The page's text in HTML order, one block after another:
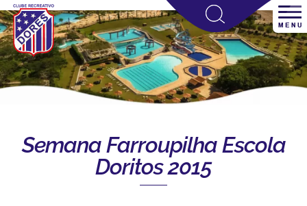
Semana Farroupilha Escola
Doritos 2015